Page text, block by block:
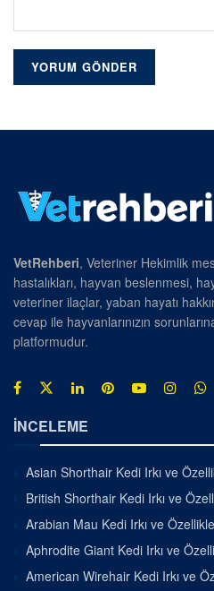
VetRehberi, Veteriner Hekimlik
hastalıkları, hayvan beslenmesi,
veteriner ilaçlar, yaban hayatı
cevap ile hayvanlarınızın
platformudur.
İNCELEME
Asian Shorthair Kedi Irkı ve
British Shorthair Kedi Irkı ve
Arabian Mau Kedi Irkı ve
Aphrodite Giant Kedi Irkı ve
American Wirehair Kedi Irkı ve